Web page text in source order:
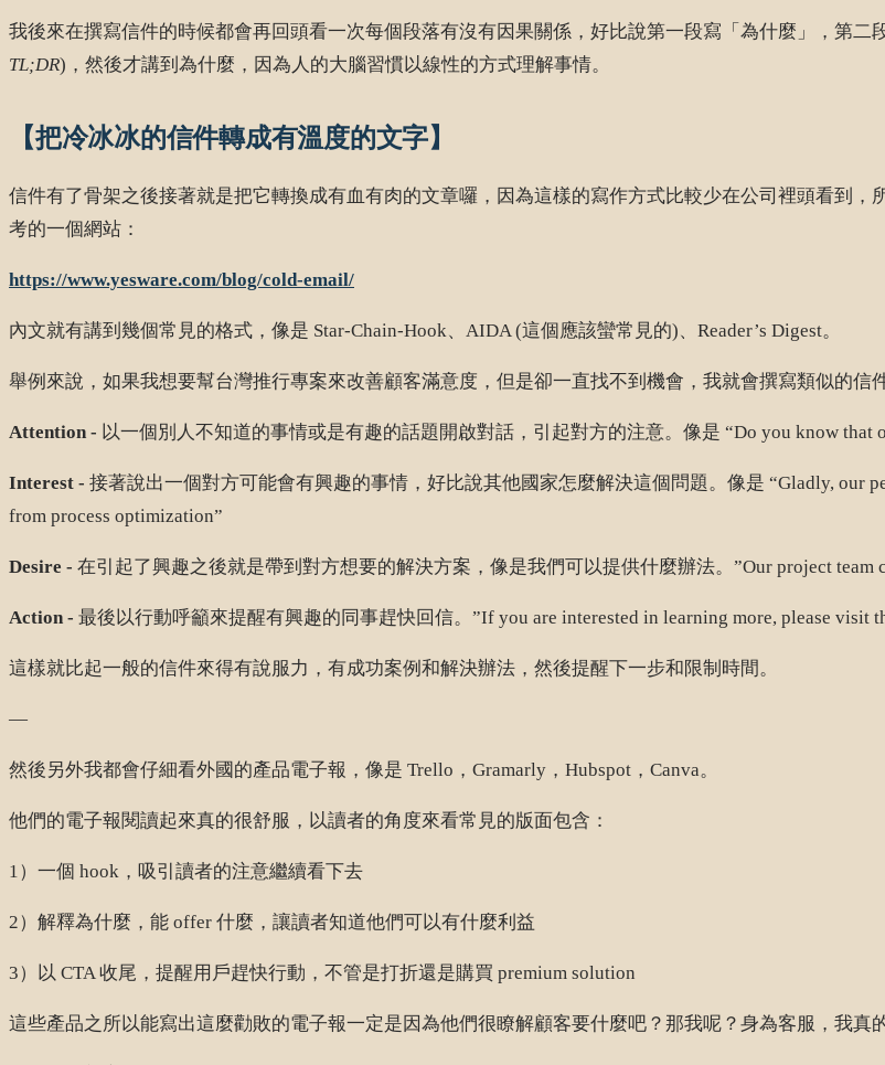
我後來在撰寫信件的時候都會再回頭看一次每個段落有沒有因果關係，好比說第一段寫「為什麼」，第二
TL;DR)，然後才講到為什麼，因為人的大腦習慣以線性的方式理解事情。
【把冷冰冰的信件轉成有溫度的文字】
信件有了骨架之後接著就是把它轉換成有血有肉的文章囉，因為這樣的寫作方式比較少在公司裡頭看到
考的一個網站：
https://www.yesware.com/blog/cold-email/
內文就有講到幾個常見的格式，像是 Star-Chain-Hook、AIDA (這個應該蠻常見的)、Reader’s Digest。
舉例來說，如果我想要幫台灣推行專案來改善顧客滿意度，但是卻一直找不到機會，我就會撰寫類似的信
Attention - 以一個別人不知道的事情或是有趣的話題開啟對話，引起對方的注意。像是 “Do you know that
Interest - 接著說出一個對方可能會有興趣的事情，好比說其他國家怎麼解決這個問題。像是 “Gladly, our
from process optimization”
Desire - 在引起了興趣之後就是帶到對方想要的解決方案，像是我們可以提供什麼辦法。”Our project team
Action - 最後以行動呼籲來提醒有興趣的同事趕快回信。”If you are interested in learning more, please visit
這樣就比起一般的信件來得有說服力，有成功案例和解決辦法，然後提醒下一步和限制時間。
—
然後另外我都會仔細看外國的產品電子報，像是 Trello，Gramarly，Hubspot，Canva。
他們的電子報閱讀起來真的很舒服，以讀者的角度來看常見的版面包含：
1）一個 hook，吸引讀者的注意繼續看下去
2）解釋為什麼，能 offer 什麼，讓讀者知道他們可以有什麼利益
3）以 CTA 收尾，提醒用戶趕快行動，不管是打折還是購買 premium solution
這些產品之所以能寫出這麼勸敗的電子報一定是因為他們很瞭解顧客要什麼吧？那我呢？身為客服，我